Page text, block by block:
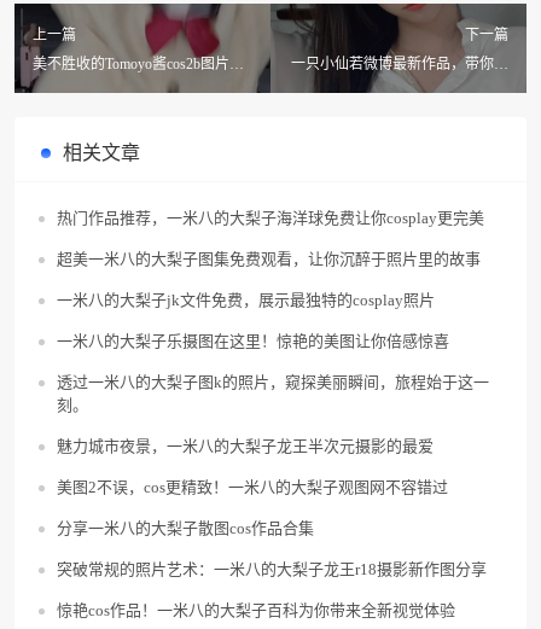
上一篇
美不胜收的Tomoyo酱cos2b图片，
让你大开眼界
下一篇
一只小仙若微博最新作品，带你探
索未知的奇幻世界
相关文章
热门作品推荐，一米八的大梨子海洋球免费让你cosplay更完美
超美一米八的大梨子图集免费观看，让你沉醉于照片里的故事
一米八的大梨子jk文件免费，展示最独特的cosplay照片
一米八的大梨子乐摄图在这里！惊艳的美图让你倍感惊喜
透过一米八的大梨子图k的照片，窥探美丽瞬间，旅程始于这一
刻。
魅力城市夜景，一米八的大梨子龙王半次元摄影的最爱
美图2不误，cos更精致！一米八的大梨子观图网不容错过
分享一米八的大梨子散图cos作品合集
突破常规的照片艺术：一米八的大梨子龙王r18摄影新作图分享
惊艳cos作品！一米八的大梨子百科为你带来全新视觉体验